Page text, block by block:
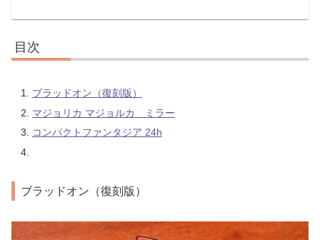
目次
ブラッドオン（復刻版）
マジョリカ マジョルカ ミラー
コンパクトファンタジア 24h
ブラッドオン（復刻版）